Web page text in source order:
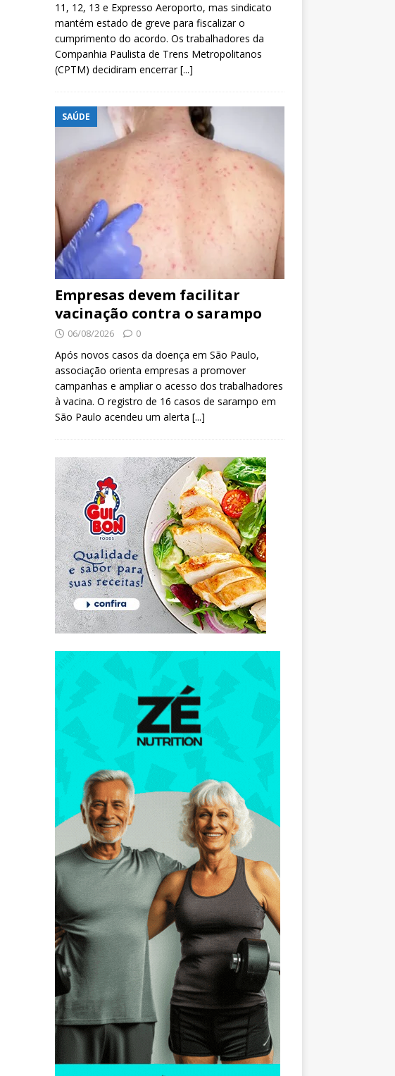
11, 12, 13 e Expresso Aeroporto, mas sindicato
mantém estado de greve para fiscalizar o
cumprimento do acordo. Os trabalhadores da
Companhia Paulista de Trens Metropolitanos
(CPTM) decidiram encerrar[...]
SAÚDE
Empresas devem facilitar
vacinação contra o sarampo
06/08/2026 0
Após novos casos da doença em São Paulo,
associação orienta empresas a promover
campanhas e ampliar o acesso dos trabalhadores
à vacina. O registro de 16 casos de sarampo em
São Paulo acendeu um alerta [...]